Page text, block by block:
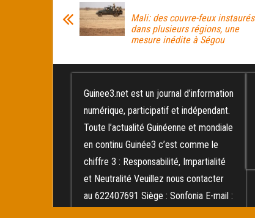
Mali: des couvre-feux instaurés
dans plusieurs régions, une
mesure inédite à Ségou
Guinee3.net est un journal d’information
numérique, participatif et indépendant.
Toute l’actualité Guinéenne et mondiale
en continu Guinée3 c’est comme le
chiffre 3 : Responsabilité, Impartialité
et Neutralité Veuillez nous contacter
au 622407691 Siège : Sonfonia E-mail :